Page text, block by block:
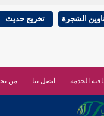
تصرف المريض بالتبرعات
يدخل فيه المسلم
كان الشريكان ،
، وإن كانا مسلمين ،
الشجرة تخريج حديث
الخدمة اتصل بنا من